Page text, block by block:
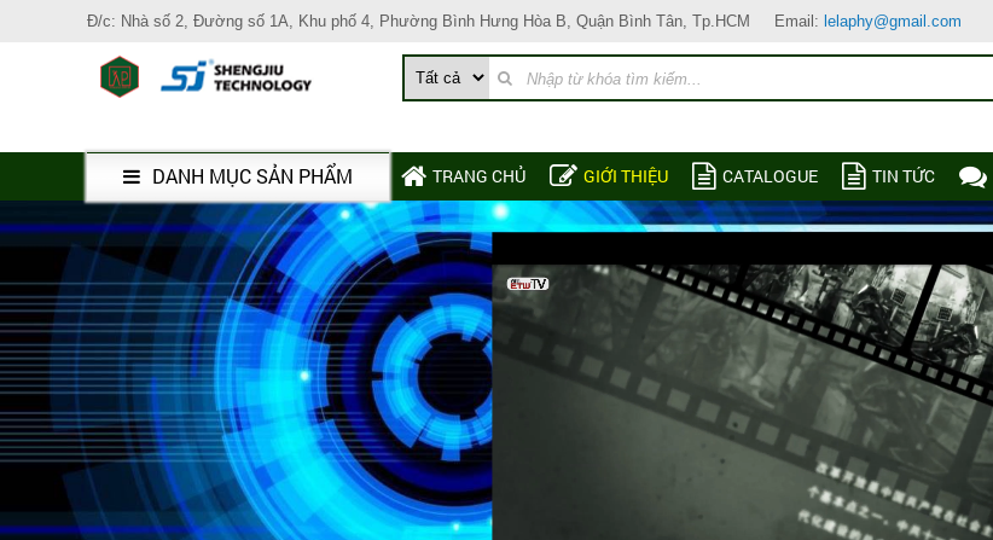
Đ/c: Nhà số 2, Đường số 1A, Khu phố 4, Phường Bình Hưng Hòa B, Quận Bình Tân, Tp.HCM Email: lelaphy@gmail.com
DANH MỤC SẢN PHẨM TRANG CHỦ GIỚI THIỆU CATALOGUE TIN TỨC